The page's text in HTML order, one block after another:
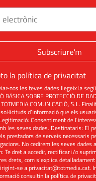
Subscriure'm
la política de privacitat
nos les teves dades llegeix la
BÀSICA SOBRE PROTECCIÓ DE
COMUNICACIÓ, S.L.
d’informació que els
Consentiment de
les seves dades. Destinataris: El
prestadors de serveis necessaris
No cedirem les seves dades
Te dret a accedir, rectificar i/o
drets, com s’explica
se aprivacitat@totmedia.cat.
consultin lapolítica de